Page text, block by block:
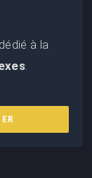
à la
.